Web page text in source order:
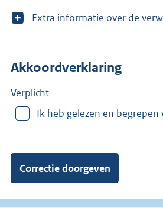
T
m
e
:
Extra
Akkoordverklaring
Verplicht
Ik heb gelezen en